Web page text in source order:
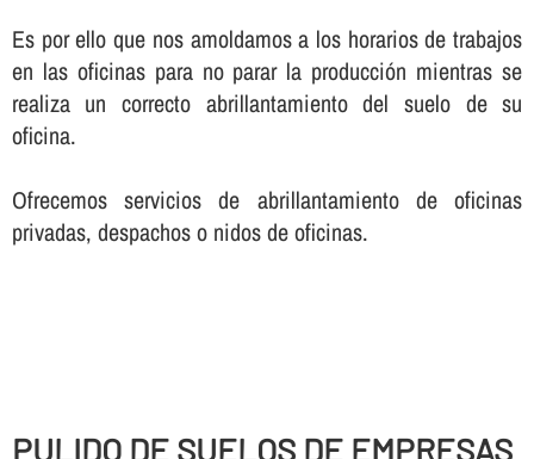
Es por ello que nos amoldamos a los horarios de trabajos
en las oficinas para no parar la producción mientras se
realiza un correcto abrillantamiento del suelo de su
oficina.
Ofrecemos servicios de abrillantamiento de oficinas
privadas, despachos o nidos de oficinas.
PULIDO DE SUELOS DE EMPRESAS